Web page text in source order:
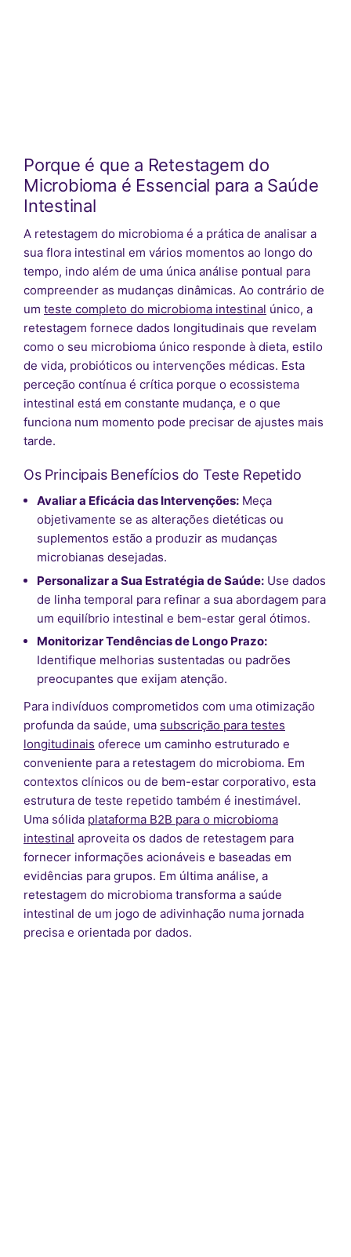
Porque é que a Retestagem do
Microbioma é Essencial para a Saúde
Intestinal
A retestagem do microbioma é a prática de analisar a
sua flora intestinal em vários momentos ao longo do
tempo, indo além de uma única análise pontual para
compreender as mudanças dinâmicas. Ao contrário de
um teste completo do microbioma intestinal único, a
retestagem fornece dados longitudinais que revelam
como o seu microbioma único responde à dieta, estilo
de vida, probióticos ou intervenções médicas. Esta
perceção contínua é crítica porque o ecossistema
intestinal está em constante mudança, e o que
funciona num momento pode precisar de ajustes mais
tarde.
Os Principais Benefícios do Teste Repetido
Avaliar a Eficácia das Intervenções:Meça
objetivamente se as alterações dietéticas ou
suplementos estão a produzir as mudanças
microbianas desejadas.
Personalizar a Sua Estratégia de Saúde:Use dados
de linha temporal para refinar a sua abordagem para
um equilíbrio intestinal e bem-estar geral ótimos.
Monitorizar Tendências de Longo Prazo:
Identifique melhorias sustentadas ou padrões
preocupantes que exijam atenção.
Para indivíduos comprometidos com uma otimização
profunda da saúde, uma subscrição para testes
longitudinais oferece um caminho estruturado e
conveniente para a retestagem do microbioma. Em
contextos clínicos ou de bem-estar corporativo, esta
estrutura de teste repetido também é inestimável.
Uma sólida plataforma B2B para o microbioma
intestinal aproveita os dados de retestagem para
fornecer informações acionáveis e baseadas em
evidências para grupos. Em última análise, a
retestagem do microbioma transforma a saúde
intestinal de um jogo de adivinhação numa jornada
precisa e orientada por dados.